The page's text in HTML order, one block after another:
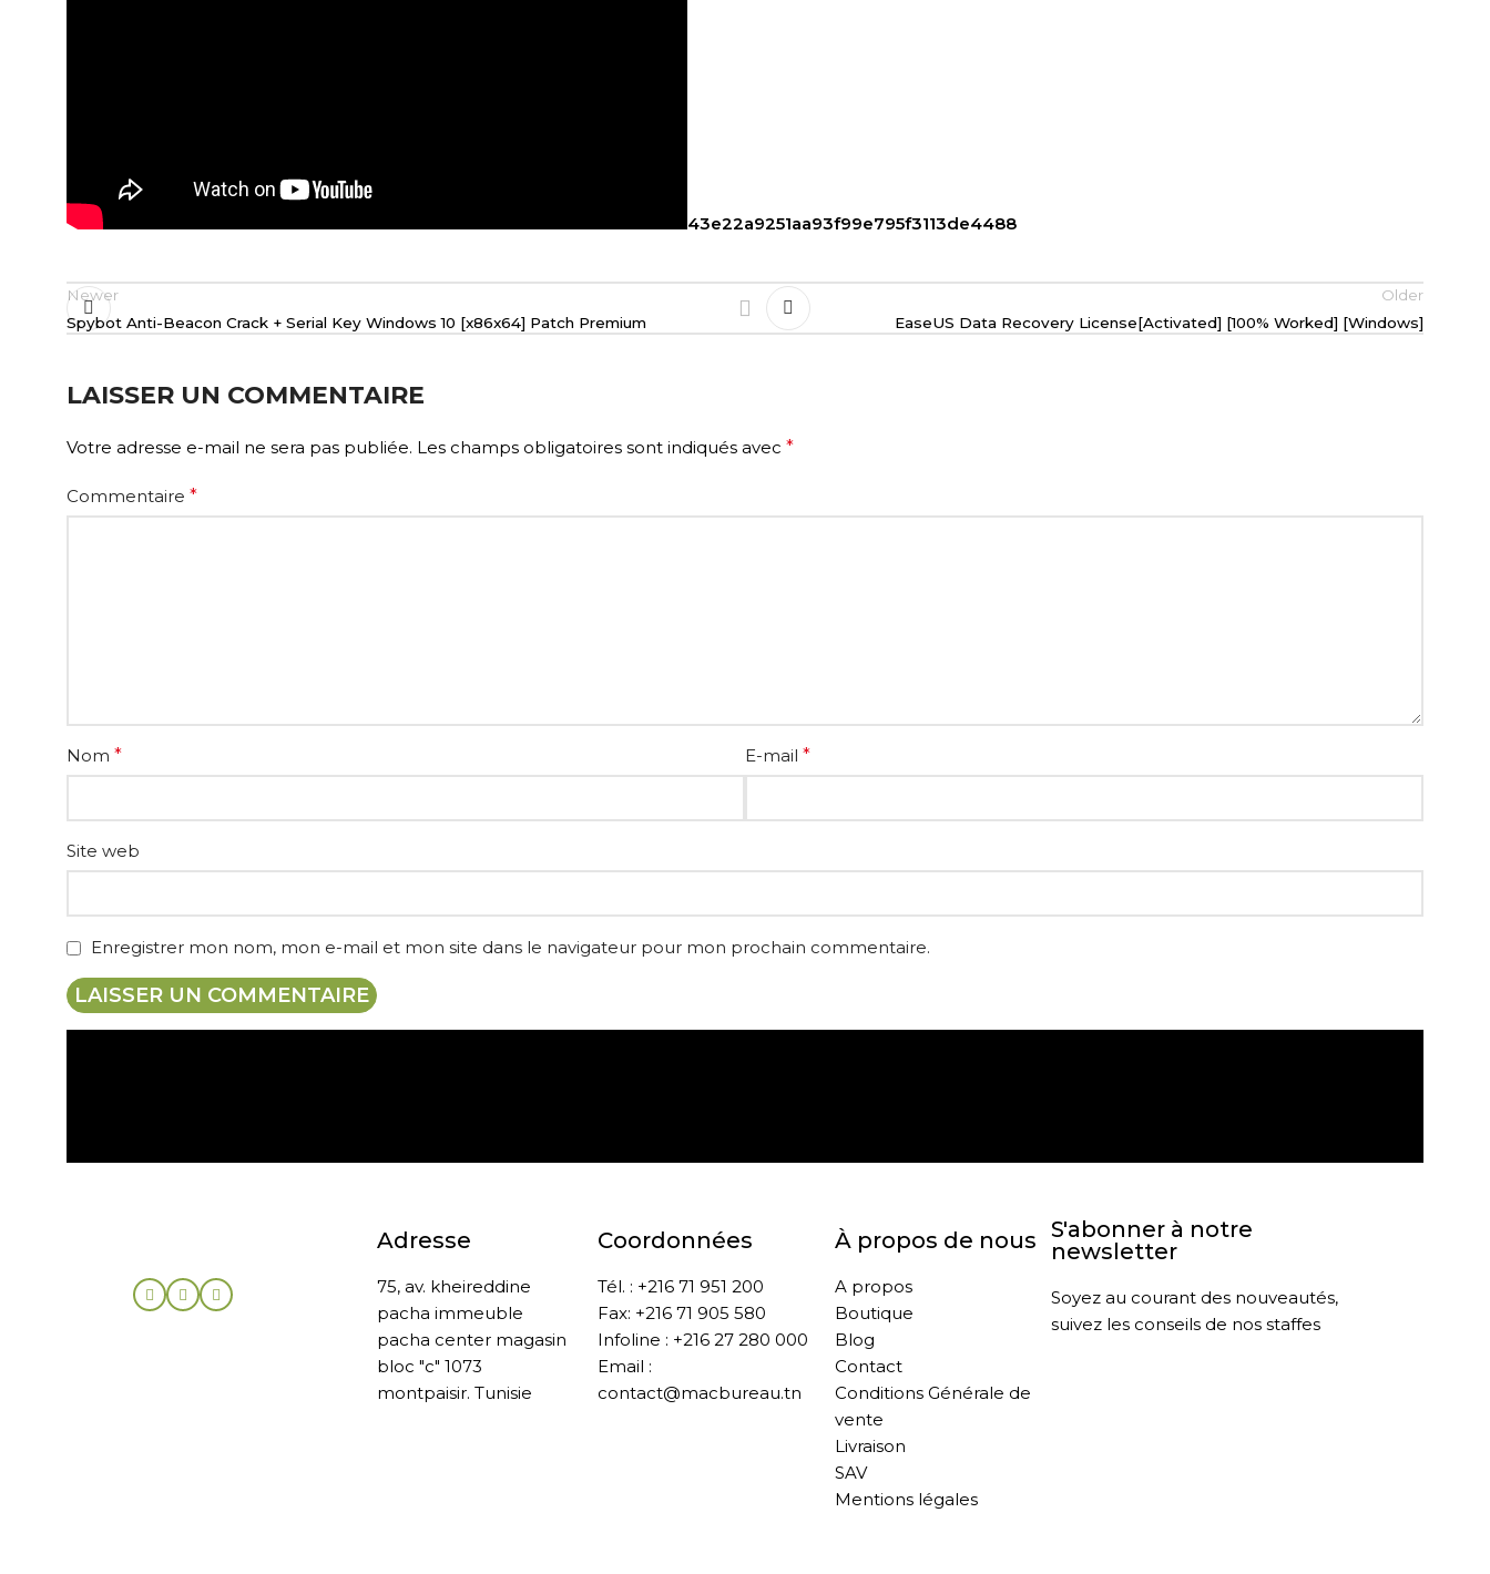
43e22a9251aa93f99e795f3113de4488
Newer
Spybot Anti-Beacon Crack + Serial Key Windows 10 [x86x64] Patch Premium
Older
EaseUS Data Recovery License[Activated] [100% Worked] [Windows]
LAISSER UN COMMENTAIRE
Votre adresse e-mail ne sera pas publiée. Les champs obligatoires sont indiqués avec *
Commentaire *
Nom * E-mail *
Site web
Enregistrer mon nom, mon e-mail et mon site dans le navigateur pour mon prochain commentaire.
Adresse
75, av. kheireddine
pacha immeuble
pacha center magasin
bloc "c" 1073
montpaisir. Tunisie
Coordonnées
Tél. : +216 71 951 200
Fax: +216 71 905 580
Infoline : +216 27 280 000
Email :
contact@macbureau.tn
À propos de nous
A propos
Boutique
Blog
Contact
Conditions Générale de
vente
Livraison
SAV
Mentions légales
S'abonner à notre
newsletter
Soyez au courant des nouveautés,
suivez les conseils de nos staffes